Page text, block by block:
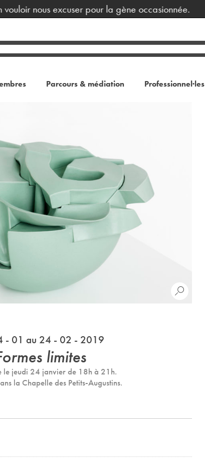
nous excuser pour la gène occasionnée.
Parcours & médiation Professionnel·les
- 01 au 24 - 02 - 2019
limites
le jeudi 24 janvier de 18h à 21h.
la Chapelle des Petits-Augustins.